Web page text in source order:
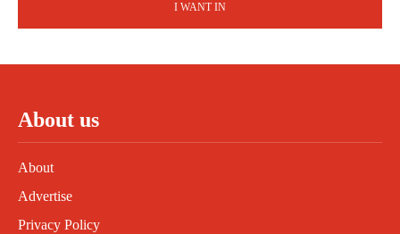
I WANT IN
About us
About
Advertise
Privacy Policy